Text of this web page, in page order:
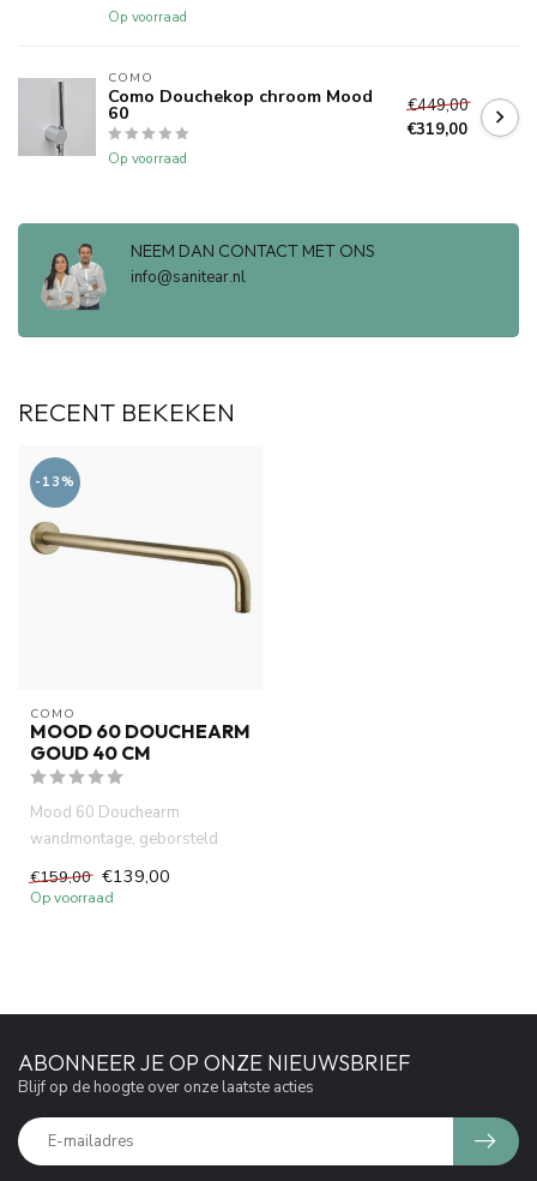
Op voorraad
COMO
Como Douchekop chroom Mood
60
Op voorraad
€449,00
€319,00
NEEM DAN CONTACT MET ONS
info@sanitear.nl
RECENT BEKEKEN
-13%
COMO
MOOD 60 DOUCHEARM
GOUD 40 CM
Mood 60 Douchearm
wandmontage, geborsteld
messing goud PVD, 40cm
lengte. Inclusi...
€159,00 €139,00
Op voorraad
ABONNEER JE OP ONZE NIEUWSBRIEF
Blijf op de hoogte over onze laatste acties